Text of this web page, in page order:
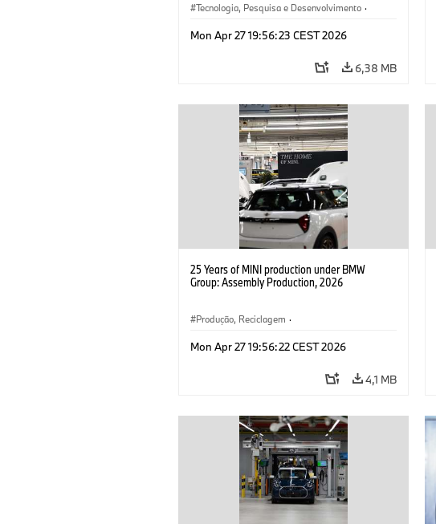
Tecnologia, Pesquisa e Desenvolvimento ·
Mon Apr 27 19:56:23 CEST 2026
6,38 MB
25 Years of MINI production under BMW
Group: Assembly Production, 2026
Produção, Reciclagem ·
Mon Apr 27 19:56:22 CEST 2026
4,1 MB